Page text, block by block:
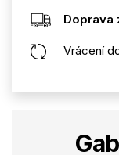
Doprava
Vrácení